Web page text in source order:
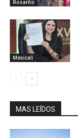
Rosarito
Mexicali
MAS LEÍDOS